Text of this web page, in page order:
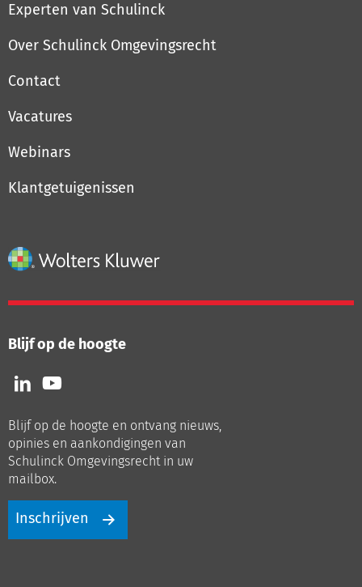
Experten van Schulinck
Over Schulinck Omgevingsrecht
Contact
Vacatures
Webinars
Klantgetuigenissen
Blijf op de hoogte
Volg
ons
LinkedIn
Volg
ons
Youtube
Blijf op de hoogte en ontvang nieuws,
opinies en aankondigingen van
Schulinck Omgevingsrecht in uw
mailbox.
Inschrijven